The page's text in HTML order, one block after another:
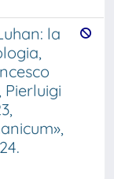
la